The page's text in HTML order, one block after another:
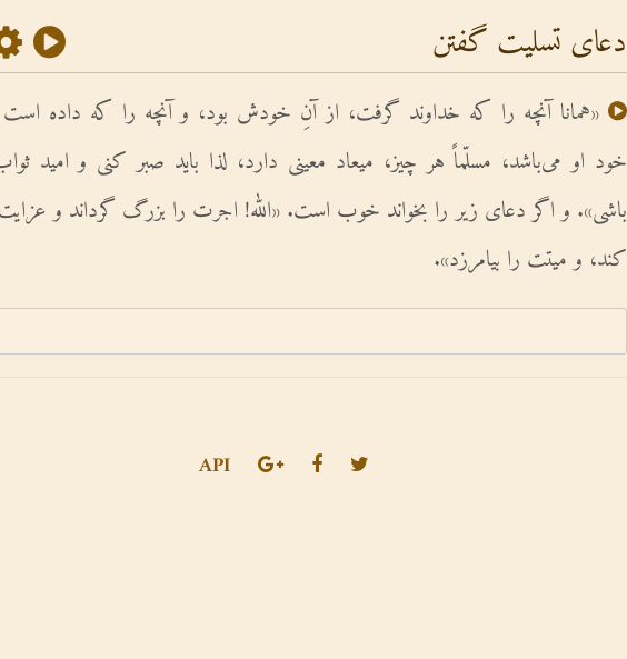
دعای تسلیت گفتن
«همانا آنچه را که خداوند گرفت، از آنِ خودش بود، و آنچه را که داده است
خود او مى‌باشد، مسلّماً هر چیز، میعاد معینى دارد، لذا باید صبر کنى و امید
باشى». و اگر دعاى زیر را بخواند خوب است. «الله! اجرت را بزرگ گرداند و
کند، و میتت را بیامرزد».
API